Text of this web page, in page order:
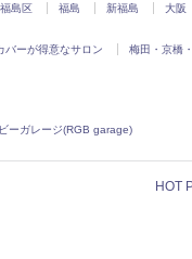
島区 福島 新福島 大阪
バーが得意なサロン 梅田・京橋
ーガレージ(RGB garage)
HOT